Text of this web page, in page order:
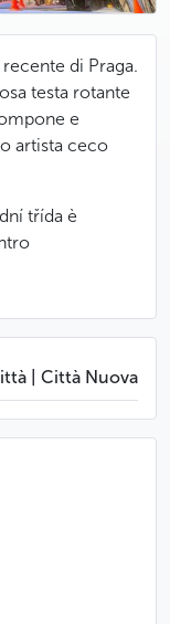
di Praga.
testa rotante
e
artista ceco
třída è
| Città Nuova